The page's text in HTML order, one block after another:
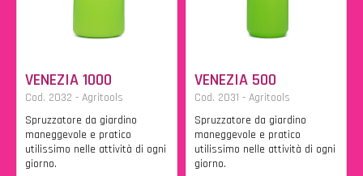
VENEZIA 1000
Cod. 2032 - Agritools
Spruzzatore da giardino
maneggevole e pratico
utilissimo nelle attività di ogni
giorno.
VENEZIA 500
Cod. 2031 - Agritools
Spruzzatore da giardino
maneggevole e pratico
utilissimo nelle attività di ogni
giorno.